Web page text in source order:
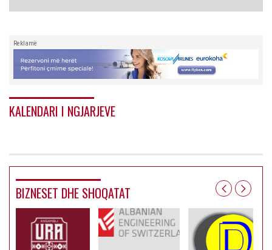
Reklamë
KALENDARI I NGJARJEVE
BIZNESET DHE SHOQATAT